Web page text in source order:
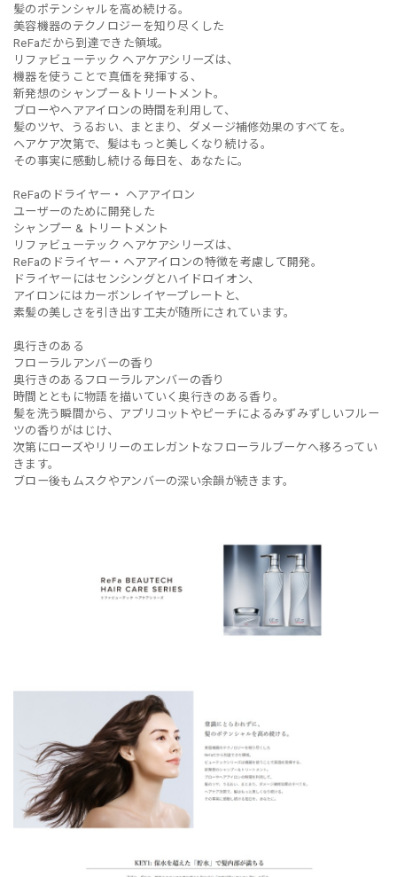
髪のポテンシャルを高め続ける。
美容機器のテクノロジーを知り尽くした
ReFaだから到達できた領域。
リファビューテック ヘアケアシリーズは、
機器を使うことで真価を発揮する、
新発想のシャンプー＆トリートメント。
ブローやヘアアイロンの時間を利用して、
髪のツヤ、うるおい、まとまり、ダメージ補修効果のすべてを。
ヘアケア次第で、髪はもっと美しくなり続ける。
その事実に感動し続ける毎日を、あなたに。
ReFaのドライヤー・ ヘアアイロン
ユーザーのために開発した
シャンプー & トリートメント
リファビューテック ヘアケアシリーズは、
ReFaのドライヤー・ヘアアイロンの特徴を考慮して開発。
ドライヤーにはセンシングとハイドロイオン、
アイロンにはカーボンレイヤープレートと、
素髪の美しさを引き出す工夫が随所にされています。
奥行きのある
フローラルアンバーの香り
奥行きのあるフローラルアンバーの香り
時間とともに物語を描いていく奥行きのある香り。
髪を洗う瞬間から、アプリコットやピーチによるみずみずしいフルー
ツの香りがはじけ、
次第にローズやリリーのエレガントなフローラルブーケへ移ろってい
きます。
ブロー後もムスクやアンバーの深い余韻が続きます。